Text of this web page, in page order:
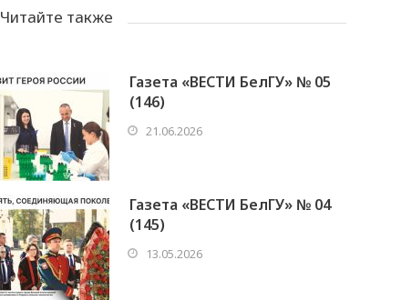
Читайте также
Газета «ВЕСТИ БелГУ» № 05
(146)
21.06.2026
Газета «ВЕСТИ БелГУ» № 04
(145)
13.05.2026